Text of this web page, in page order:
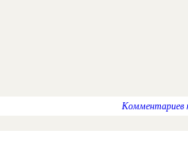
Комментариев